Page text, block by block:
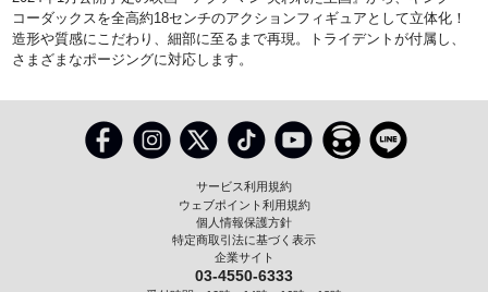
コーダックスを全高約18センチのアクションフィギュアとして立体化！
造形や質感にこだわり、細部に至るまで再現。トライデントが付属し、
さまざまなポージングに対応します。
サービス利用規約
ウェブポイント利用規約
個人情報保護方針
特定商取引法に基づく表示
企業サイト
03-4550-6333